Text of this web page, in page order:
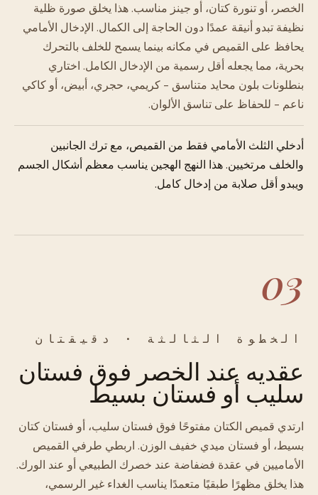
الخصر، أو تنورة كتان، أو جينز مناسب. هذا يخلق صورة ظلية
نظيفة تبدو أنيقة عمدًا دون الحاجة إلى الكمال. الإدخال الأمامي
يحافظ على القميص في مكانه بينما يسمح للخلف بالتحرك
بحرية، مما يجعله أقل رسمية من الإدخال الكامل. اختاري
بنطلونات بلون محايد متناسق - كريمي، حجري، أبيض، أو كاكي
ناعم - للحفاظ على تناسق الألوان.
أدخلي الثلث الأمامي فقط من القميص، مع ترك الجانبين
والخلف مرتخيين. هذا النهج الهجين يناسب معظم أشكال الجسم
ويبدو أقل صلابة من إدخال كامل.
03
الخطوة الثالثة · دقيقتان
عقديه عند الخصر فوق فستان
سليب أو فستان بسيط
ارتدي قميص الكتان مفتوحًا فوق فستان سليب، أو فستان كتان
بسيط، أو فستان ميدي خفيف الوزن. اربطي طرفي القميص
الأماميين في عقدة فضفاضة عند خصرك الطبيعي أو عند الورك.
هذا يخلق مظهرًا طبقيًا متعمدًا يناسب الغداء غير الرسمي،